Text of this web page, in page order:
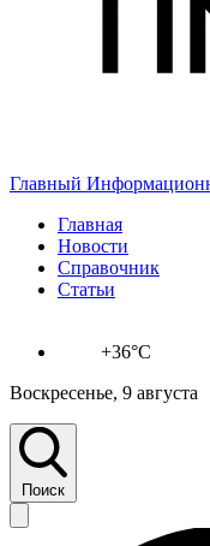
Главный
Главная
Новости
Справочник
Статьи
+36°C
Воскресенье, 9 августа
Поиск